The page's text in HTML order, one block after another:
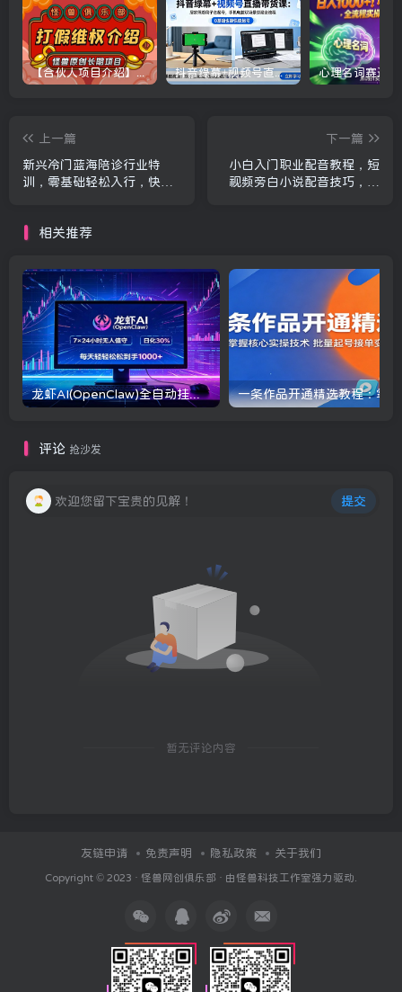
【合伙人项目介绍】打假维权项目介绍 抖音绿幕+视频号直播带货课：居家照着稿子念起号，手机电脑双场景搭建全流程
上一篇
新兴冷门蓝海陪诊行业特
训，零基础轻松入行，快速
下一篇
小白入门职业配音教程，短
视频旁白小说配音技巧，不
相关推荐
龙虾AI(OpenClaw)全自动挂机，智能操控电脑高效执行任务，每天轻松到手四位数
评论 抢沙发
欢迎您留下宝贵的见解！ 提交
暂无评论内容
友链申请 免责声明 隐私政策 关于我们
Copyright © 2023 · 怪兽网创俱乐部 · 由怪兽科技工作室强力驱动.